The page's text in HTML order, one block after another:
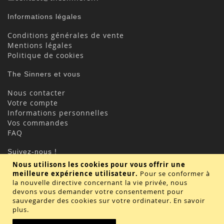
Nous utilisons les cookies pour vous offrir une
meilleure expérience utilisateur. Pour se conformer à
la nouvelle directive concernant la vie privée, nous
devons vous demander votre consentement pour
sauvegarder des cookies sur votre ordinateur. En savoir
plus.
Informations légales
Conditions générales de vente
Mentions légales
Politique de cookies
The Sinners et vous
Nous contacter
Votre compte
Informations personnelles
Vos commandes
FAQ
Suivez-nous !
Valider